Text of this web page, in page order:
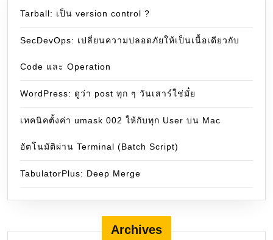
Tarball: เป็น version control ?
SecDevOps: เปลี่ยนความปลอดภัยให้เป็นเนื้อเดียวกับ
Code และ Operation
WordPress: ดูว่า post ทุก ๆ วันเสาร์ใช่มั๋ย
เทคนิคตั้งค่า umask 002 ให้กับทุก User บน Mac
อัตโนมัติผ่าน Terminal (Batch Script)
TabulatorPlus: Deep Merge
Archives